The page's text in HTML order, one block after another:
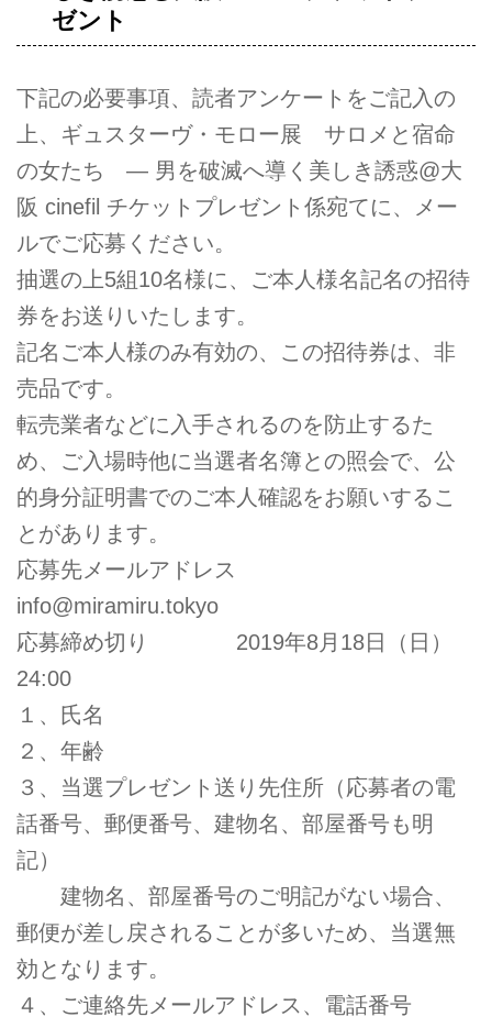
ゼント
下記の必要事項、読者アンケートをご記入の
上、ギュスターヴ・モロー展 サロメと宿命
の女たち ― 男を破滅へ導く美しき誘惑@大
阪 cinefil チケットプレゼント係宛てに、メー
ルでご応募ください。
抽選の上5組10名様に、ご本人様名記名の招待
券をお送りいたします。
記名ご本人様のみ有効の、この招待券は、非
売品です。
転売業者などに入手されるのを防止するた
め、ご入場時他に当選者名簿との照会で、公
的身分証明書でのご本人確認をお願いするこ
とがあります。
応募先メールアドレス
info@miramiru.tokyo
応募締め切り 2019年8月18日（日）
24:00
１、氏名
２、年齢
３、当選プレゼント送り先住所（応募者の電
話番号、郵便番号、建物名、部屋番号も明
記）
建物名、部屋番号のご明記がない場合、
郵便が差し戻されることが多いため、当選無
効となります。
４、ご連絡先メールアドレス、電話番号